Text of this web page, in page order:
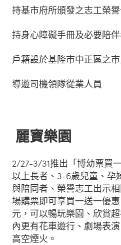
持基市府所頒發之志工榮
持身心障礙手冊及必要陪
戶籍設於基隆市中正區之
導遊司機領隊從業人員
麗寶樂園
2/27-3/31推出「博幼票買
以上長者、3-6歲兒童、孕
與陪同者、榮譽志工出示
場購票即可享買一送一優
元，可以暢玩樂園、欣賞
內更有花車遊行、劇場表
高空煙火。